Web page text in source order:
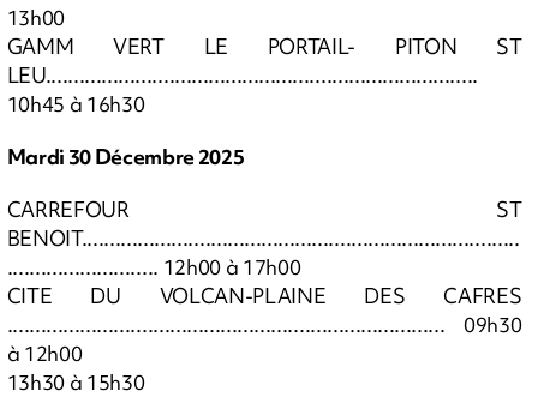
13h00
GAMM VERT LE PORTAIL- PITON ST
LEU.............................................................................
10h45 à 16h30
Mardi 30 Décembre 2025
CARREFOUR ST
BENOIT..............................................................................
........................... 12h00 à 17h00
CITE DU VOLCAN-PLAINE DES CAFRES
.............................................................................. 09h30
à 12h00
13h30 à 15h30